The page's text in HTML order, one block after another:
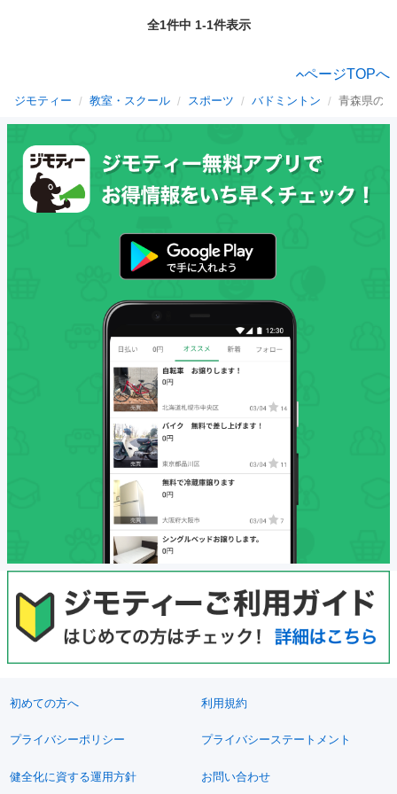
全1件中 1-1件表示
ページTOPへ
ジモティー 教室・スクール スポーツ バドミントン 青森県の
初めての方へ 利用規約
プライバシーポリシー プライバシーステートメント
健全化に資する運用方針 お問い合わせ